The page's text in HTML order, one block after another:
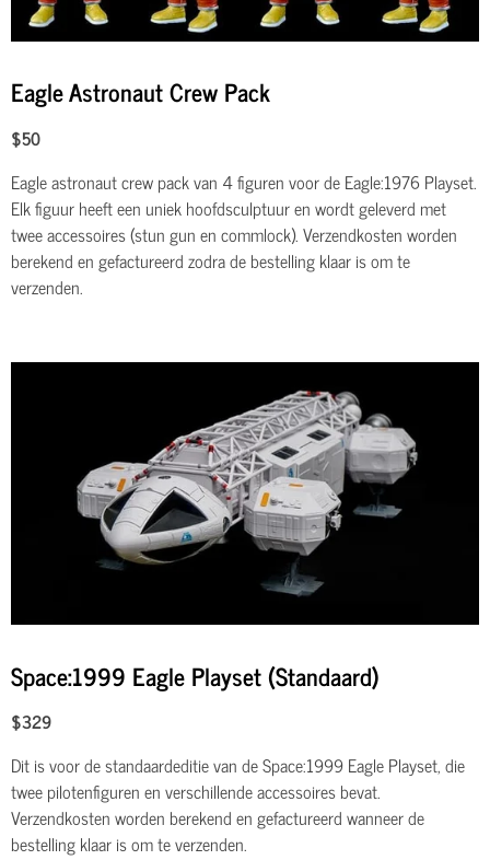
Eagle Astronaut Crew Pack
$50
Eagle astronaut crew pack van 4 figuren voor de Eagle:1976 Playset.
Elk figuur heeft een uniek hoofdsculptuur en wordt geleverd met
twee accessoires (stun gun en commlock). Verzendkosten worden
berekend en gefactureerd zodra de bestelling klaar is om te
verzenden.
Space:1999 Eagle Playset (Standaard)
$329
Dit is voor de standaardeditie van de Space:1999 Eagle Playset, die
twee pilotenfiguren en verschillende accessoires bevat.
Verzendkosten worden berekend en gefactureerd wanneer de
bestelling klaar is om te verzenden.